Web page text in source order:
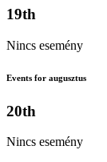
19th
Nincs esemény
Events for augusztus
20th
Nincs esemény